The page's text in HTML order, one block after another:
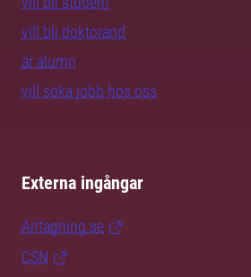
vill bli doktorand
är alumn
vill söka jobb hos oss
Externa ingångar
Antagning.se
CSN